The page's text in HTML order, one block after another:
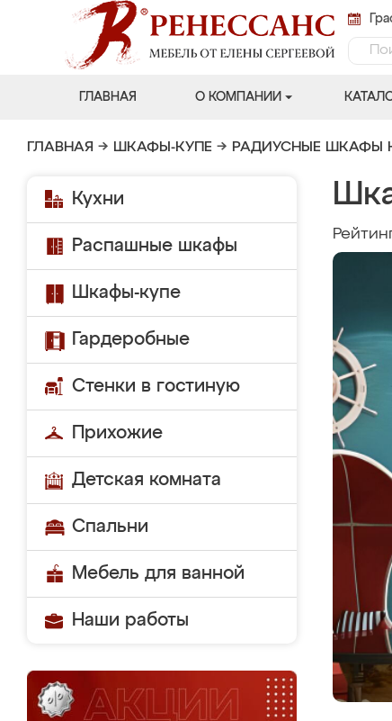
ГЛАВНАЯ О КОМПАНИИ
ГЛАВНАЯ → ШКАФЫ-КУПЕ → РАДИУСНЫЕ ШКАФЫ
Кухни
Распашные шкафы
Шкафы-купе
Гардеробные
Стенки в гостиную
Прихожие
Детская комната
Спальни
Мебель для ванной
Наши работы